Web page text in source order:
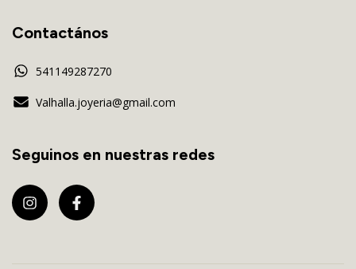
Contactános
541149287270
Valhalla.joyeria@gmail.com
Seguinos en nuestras redes